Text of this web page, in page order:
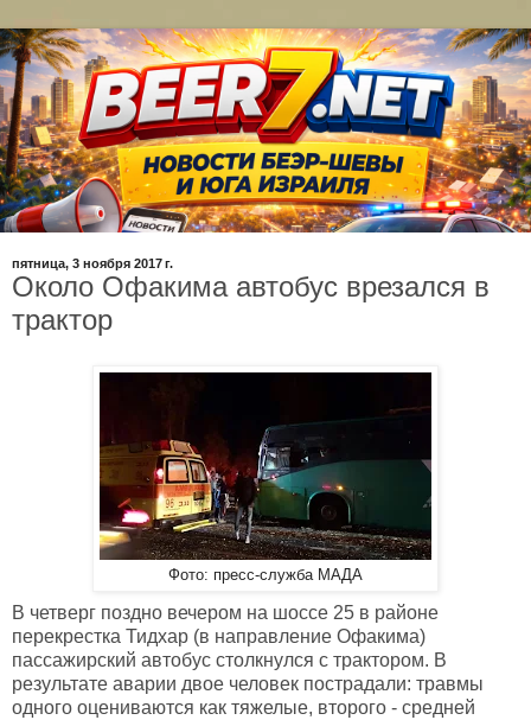
пятница, 3 ноября 2017 г.
Около Офакима автобус врезался в
трактор
Фото: пресс-служба МАДА
В четверг поздно вечером на шоссе 25 в районе
перекрестка Тидхар (в направление Офакима)
пассажирский автобус столкнулся с трактором. В
результате аварии двое человек пострадали: травмы
одного оцениваются как тяжелые, второго - средней